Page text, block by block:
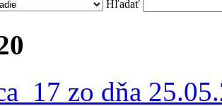
Hľadať
zo dňa